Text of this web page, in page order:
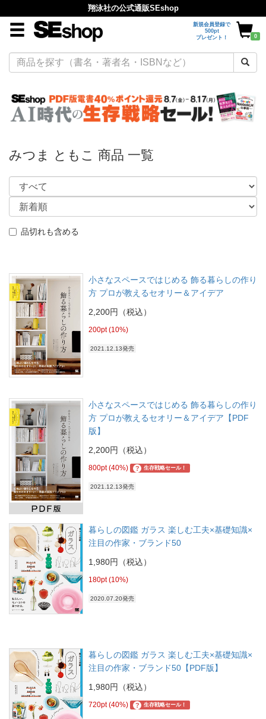
翔泳社の公式通販SEshop
新規会員登録で
500pt
プレゼント！
0
みつま ともこ 商品 一覧
品切れも含める
小さなスペースではじめる 飾る暮らしの作り
方 プロが教えるセオリー＆アイデア
2,200円（税込）
200pt (10%)
2021.12.13発売
小さなスペースではじめる 飾る暮らしの作り
方 プロが教えるセオリー＆アイデア【PDF
版】
2,200円（税込）
800pt (40%) ? 生存戦略セール！
2021.12.13発売
暮らしの図鑑 ガラス 楽しむ工夫×基礎知識×
注目の作家・ブランド50
1,980円（税込）
180pt (10%)
2020.07.20発売
暮らしの図鑑 ガラス 楽しむ工夫×基礎知識×
注目の作家・ブランド50【PDF版】
1,980円（税込）
720pt (40%) ? 生存戦略セール！